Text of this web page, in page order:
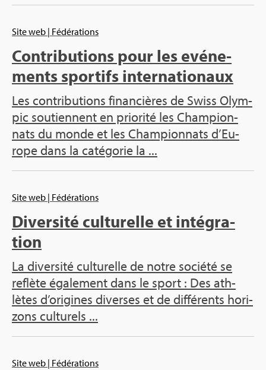
Site web | Fédé­ra­tions
Contri­bu­tions pour les evé­ne­
ments spor­tifs inter­na­tio­naux
Les contri­bu­tions finan­cières de Swiss Olym­
pic sou­tiennent en prio­rité les Cham­pion­
nats du monde et les Cham­pion­nats d’Eu­
rope dans la caté­go­rie la ...
Site web | Fédé­ra­tions
Diver­sité cultu­relle et inté­gra­
tion
La diver­sité cultu­relle de notre société se
reflète éga­le­ment dans le sport : Des ath­
lètes d’ori­gines diverses et de dif­fé­rents hori­
zons cultu­rels ...
Site web | Fédé­ra­tions